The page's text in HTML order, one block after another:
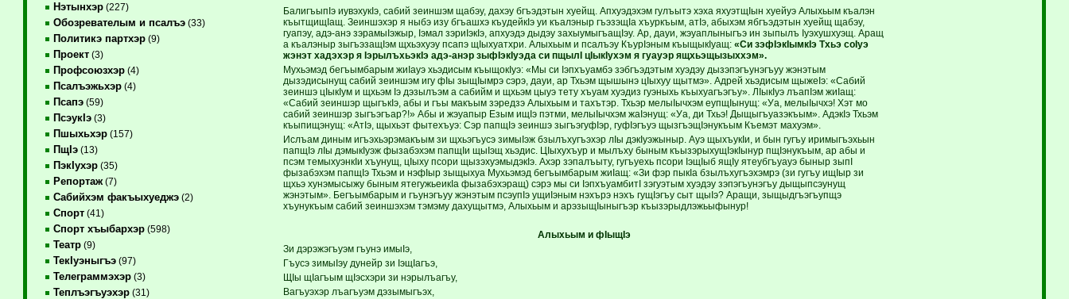
Нэтынхэр(227)
Обозревателым и псалъэ(33)
Политикэ партхэр(9)
Проект(3)
Профсоюзхэр(4)
Псалъэжьхэр(4)
Псапэ(59)
ПсэукIэ(3)
Пшыхьхэр(157)
ПщIэ(13)
ПэкIухэр(35)
Репортаж(7)
Сабийхэм факъыхуеджэ(2)
Спорт(41)
Спорт хъыбархэр(598)
Театр(9)
ТекIуэныгъэ(97)
Телеграммэхэр(3)
Теплъэгъуэхэр(31)
БалигъыпIэ иувэхукIэ, сабий зеиншэм щабэу, дахэу бгъэдэтын хуейщ. Апхуэдэхэм гулъытэ хэха яхуэтщIын хуейуэ Алыхьым къалэн
къытщищIащ. Зеиншэхэр я ныбэ изу бгъашхэ къудейкIэ уи къалэныр гъэзэщIа хъуркъым, атIэ, абыхэм ябгъэдэтын хуейщ щабэу,
гуапэу, адэ-анэ зэрамыIэжыр, Iэмал зэриIэкIэ, апхуэдэ дыдэу захыумыгъащIэу. Ар, дауи, жэуаплыныгъэ ин зыпылъ Iуэхушхуэщ. Аращ
а къалэныр зыгъэзащIэм щхьэхуэу псапэ щIыхуатхри. Алыхьым и псалъэу КъурIэным къыщыкIуащ: «Си зэфIэкIымкIэ Тхьэ соIуэ
жэнэт хадэхэр я IэрылъхьэкIэ адэ-анэр зыфIэкIуэда си пщылI цIыкIухэм я гуауэр ящхьэщызыххэм».
Мухьэмэд бегъымбарым жиIауэ хьэдисым къыщокIуэ: «Мы си Iэпхъуамбэ зэбгъэдэтым хуэдэу дызэпэгъунэгъуу жэнэтым
дызэдисынущ сабий зеиншэм игу фIы зыщIымрэ сэрэ, дауи, ар Тхьэм щышынэ цIыхуу щытмэ». Адрей хьэдисым щыжеIэ: «Сабий
зеиншэ цIыкIум и щхьэм Iэ дэзылъэм а сабийм и щхьэм цыуэ тету хъуам хуэдиз гуэныхь къыхуагъэгъу». ЛIыкIуэ лъапIэм жиIащ:
«Сабий зеиншэр щыгъкIэ, абы и гъы макъым зэредзэ Алыхьым и тахътэр. Тхьэр мелыIычхэм еупщIынущ: «Уа, мелыIычхэ! Хэт мо
сабий зеиншэр зыгъэгъар?!» Абы и жэуапыр Езым ищIэ пэтми, мелыIычхэм жаIэнущ: «Уа, ди Тхьэ! Дыщыгъуазэкъым». АдэкIэ Тхьэм
къыпищэнущ: «АтIэ, щыхьэт фытехъуэ: Сэр папщIэ зеиншэ зыгъэгуфIэр, гуфIэгъуэ щызгъэщIэнукъым Къемэт махуэм».
Ислъам диным игъэхьэрэмакъым зи щхьэгъусэ зимыIэж бзылъхугъэхэр лIы дэкIуэжыныр. Ауэ щыхъукIи, и бын гугъу иримыгъэхьын
папщIэ лIы дэмыкIуэж фызабэхэм папщIи щыIэщ хьэдис. ЦIыхухъур и мылъху быным къызэрыхущIэкIынур пщIэнукъым, ар абы и
псэм темыхуэнкIи хъунущ, цIыху псори щызэхуэмыдэкIэ. Ахэр зэпалъыту, гугъуехь псори IэщIыб ящIу ятеубгъуауэ быныр зыпI
фызабэхэм папщIэ Тхьэм и нэфIыр зыщыхуа Мухьэмэд бегъымбарым жиIащ: «Зи фэр пыкIа бзылъхугъэхэмрэ (зи гугъу ищIыр зи
щхьэ хунэмысыжу быным ятегужьеикIа фызабэхэращ) сэрэ мы си IэпхъуамбитI зэгуэтым хуэдэу зэпэгъунэгъу дыщыпсэунущ
жэнэтым». Бегъымбарым и гъунэгъуу жэнэтым псэупIэ ущиIэным нэхърэ нэхъ гущIэгъу сыт щыIэ? Аращи, зыщыдгъэгъупщэ
хъунукъым сабий зеиншэхэм тэмэму дахущытмэ, Алыхьым и арэзыщIыныгъэр къызэрыдлэжьыфынур!
Алыхьым и фIыщIэ
Зи дэрэжэгъуэм гъунэ имыIэ,
Гъусэ зимыIэу дунейр зи IэщIагъэ,
ЩIы щIагъым щIэсхэри зи нэрылъагъу,
Вагъуэхэр лъагъуэм дэзымыгъэх,